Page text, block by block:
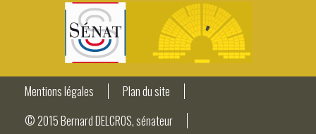
Mentions légales
Plan du site
© 2015 Bernard DELCROS, sénateur